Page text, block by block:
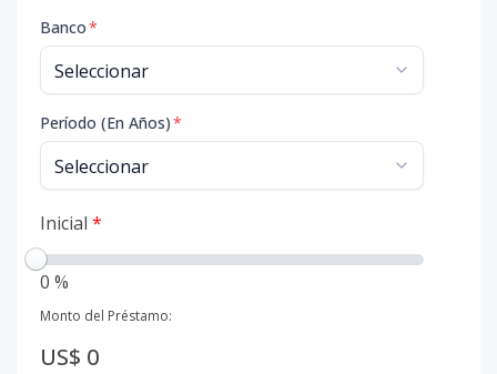
Banco*
Período (En Años)*
Inicial *
0 %
Monto del Préstamo:
US$ 0